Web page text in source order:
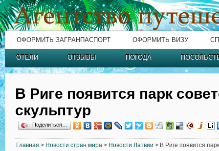
ОФОРМИТЬ ЗАГРАНПАСПОРТ ОФОРМИТЬ ВИЗУ
ОТЕЛИ ОТЗЫВЫ ПОГОДА
В Риге появится парк
скульптур
Поделиться…
Главная > Новости стран мира > Новости Латвии > В Риге появится